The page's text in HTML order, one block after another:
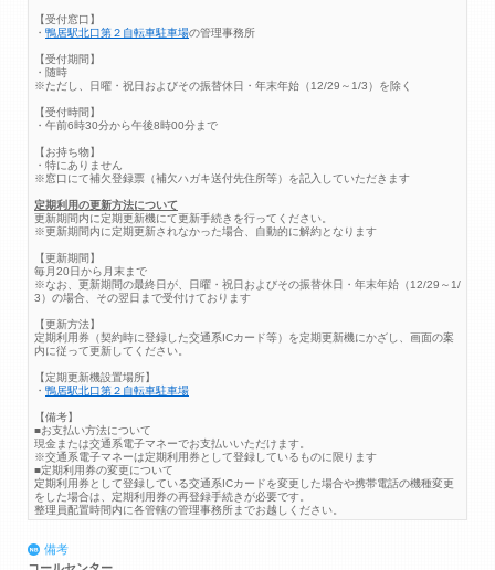
【受付窓口】
・ 鴨居駅北口第２自転車駐車場の管理事務所
【受付期間】
・随時
※ただし、日曜・祝日およびその振替休日・年末年始（12/29～1/3）を除く
【受付時間】
・午前6時30分から午後8時00分まで
【お持ち物】
・特にありません
※窓口にて補欠登録票（補欠ハガキ送付先住所等）を記入していただきます
定期利用の更新方法について
更新期間内に定期更新機にて更新手続きを行ってください。
※更新期間内に定期更新されなかった場合、自動的に解約となります
【更新期間】
毎月20日から月末まで
※なお、更新期間の最終日が、日曜・祝日およびその振替休日・年末年始（12/29～1/
3）の場合、その翌日まで受付けております
【更新方法】
定期利用券（契約時に登録した交通系ICカード等）を定期更新機にかざし、画面の案
内に従って更新してください。
【定期更新機設置場所】
・ 鴨居駅北口第２自転車駐車場
【備考】
■お支払い方法について
現金または交通系電子マネーでお支払いいただけます。
※交通系電子マネーは定期利用券として登録しているものに限ります
■定期利用券の変更について
定期利用券として登録している交通系ICカードを変更した場合や携帯電話の機種変更
をした場合は、定期利用券の再登録手続きが必要です。
整理員配置時間内に各管轄の管理事務所までお越しください。
備考
コールセンター